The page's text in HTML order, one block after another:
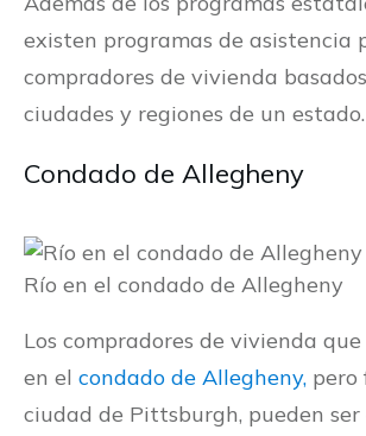
existen programas de asistencia
compradores de vivienda
ciudades y regiones de un estado.
Condado de Allegheny
Río en el condado de Allegheny
Los compradores de vivienda
en el condado de Allegheny, pero
ciudad de Pittsburgh, pueden